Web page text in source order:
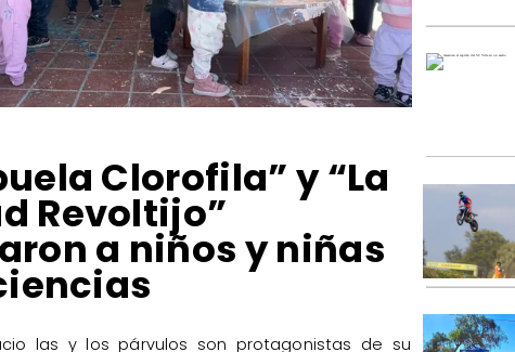
Clorofila” y “La
Revoltijo”
a niños y niñas
las y los párvulos son protagonistas de su